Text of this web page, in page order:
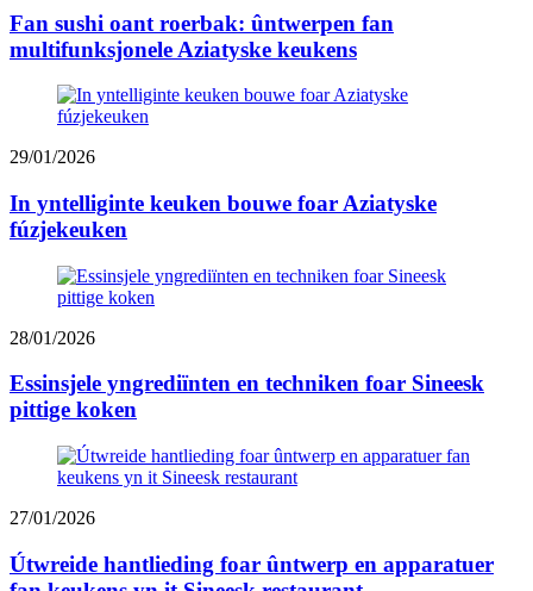
Fan sushi oant roerbak: ûntwerpen fan
multifunksjonele Aziatyske keukens
29/01/2026
In yntelliginte keuken bouwe foar Aziatyske
fúzjekeuken
28/01/2026
Essinsjele yngrediïnten en techniken foar Sineesk
pittige koken
27/01/2026
Útwreide hantlieding foar ûntwerp en apparatuer